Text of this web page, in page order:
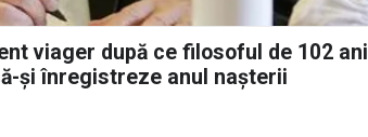
viager după ce filosoful de 102 ani
şi înregistreze anul naşterii